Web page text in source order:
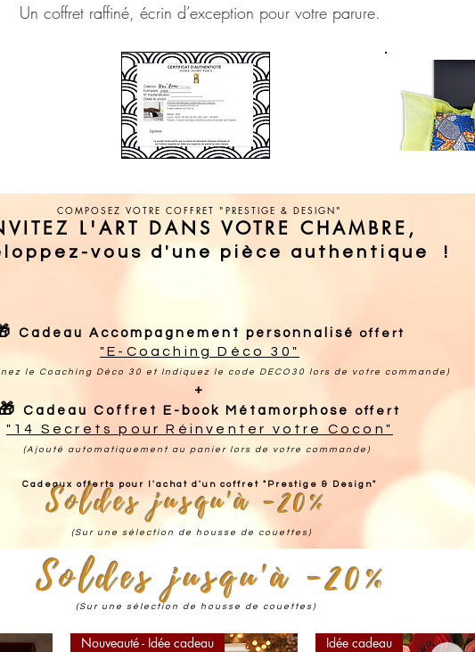
Un coffret raffiné, écrin d’exception pour votre parure.
COMPOSEZ VOTRE COFFRET "PRESTIGE & DESIGN"
L'ART DANS VOTRE CHAMBRE,
vous d'une pièce authentique !
Cadeau Accompagnement personnalisé offert
"E-Coaching Déco 30"
le Coaching Déco 30 et Indiquez le code DECO30 lors de votre commande)
+
🎁 Cadeau Coffret E-book Métamorphose offert
"14 Secrets pour Réinventer votre Cocon"
(Ajouté automatiquement au panier lors de votre commande)
Cadeaux offerts pour l'achat d'un coffret "Prestige & Design"
Soldes jusqu'à -20%
(Sur une sélection de housse de couettes)
Nouveauté - Idée cadeau Idée cadeau
Soldes jusqu'à -20%
(Sur une sélection de housse de couettes)